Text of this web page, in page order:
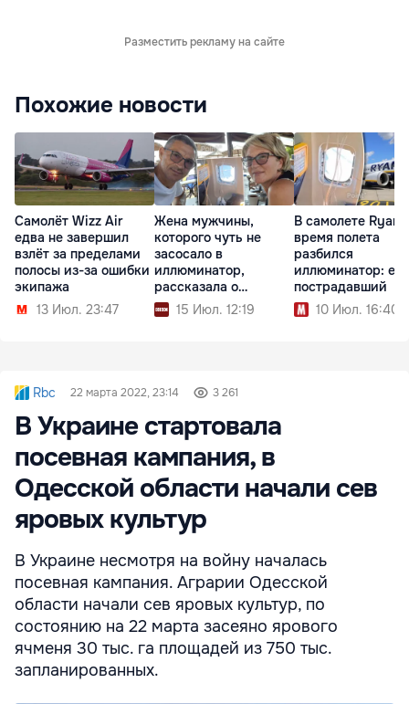
Разместить рекламу на сайте
Похожие новости
Самолёт Wizz Air
едва не завершил
взлёт за пределами
полосы из-за ошибки
экипажа
13 Июл. 23:47
Жена мужчины,
которого чуть не
засосало в
иллюминатор,
рассказала о
пережитом
15 Июл. 12:19
В самолете
время полета
разбился
иллюминатор:
пострадавший
10 Июл. 16:40
Rbc 22 марта 2022, 23:14 3 261
В Украине стартовала
посевная кампания, в
Одесской области начали сев
яровых культур
В Украине несмотря на войну началась
посевная кампания. Аграрии Одесской
области начали сев яровых культур, по
состоянию на 22 марта засеяно ярового
ячменя 30 тыс. га площадей из 750 тыс.
запланированных.